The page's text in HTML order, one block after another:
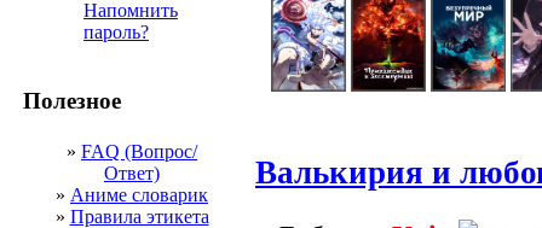
Напомнить
пароль?
Полезное
» FAQ (Вопрос/
Ответ)
» Аниме словарик
» Правила этикета
Валькирия и